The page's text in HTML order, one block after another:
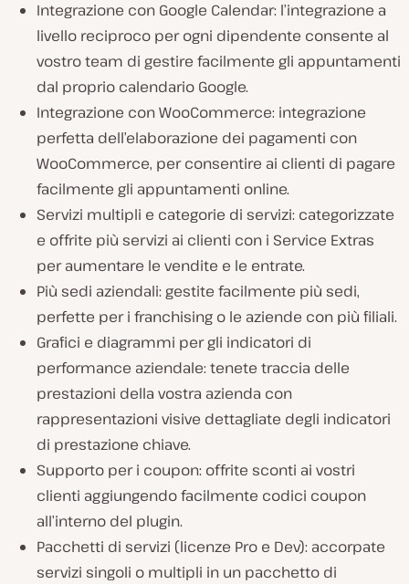
Integrazione con Google Calendar: l’integrazione a
livello reciproco per ogni dipendente consente al
vostro team di gestire facilmente gli appuntamenti
dal proprio calendario Google.
Integrazione con WooCommerce: integrazione
perfetta dell’elaborazione dei pagamenti con
WooCommerce, per consentire ai clienti di pagare
facilmente gli appuntamenti online.
Servizi multipli e categorie di servizi: categorizzate
e offrite più servizi ai clienti con i Service Extras
per aumentare le vendite e le entrate.
Più sedi aziendali: gestite facilmente più sedi,
perfette per i franchising o le aziende con più filiali.
Grafici e diagrammi per gli indicatori di
performance aziendale: tenete traccia delle
prestazioni della vostra azienda con
rappresentazioni visive dettagliate degli indicatori
di prestazione chiave.
Supporto per i coupon: offrite sconti ai vostri
clienti aggiungendo facilmente codici coupon
all’interno del plugin.
Pacchetti di servizi (licenze Pro e Dev): accorpate
servizi singoli o multipli in un pacchetto di